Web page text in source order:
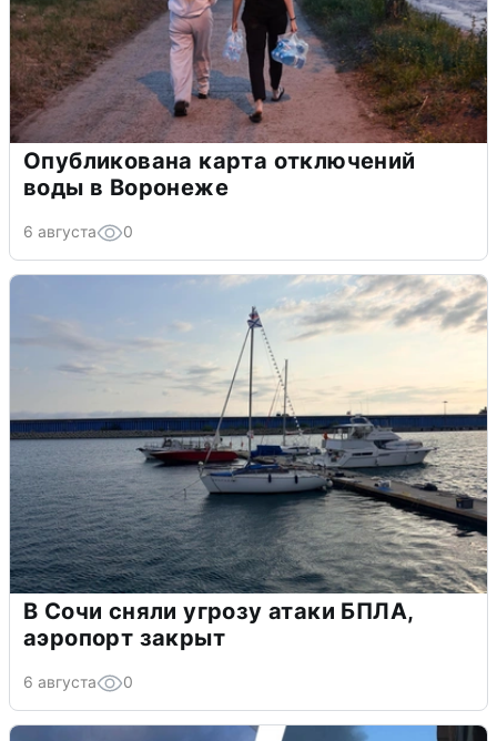
Опубликована карта отключений
воды в Воронеже
6 августа 0
В Сочи сняли угрозу атаки БПЛА,
аэропорт закрыт
6 августа 0